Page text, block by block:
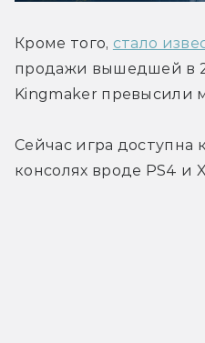
Кроме того, стало
продажи вышедшей в
Kingmaker превысили
Сейчас игра доступна
консолях вроде PS4 и